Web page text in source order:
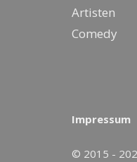
Artisten
Comedy
Impressum
© 2015 -